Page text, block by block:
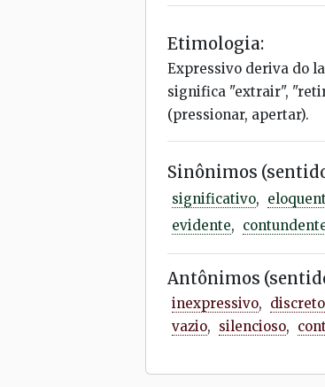
Etimologia:
Expressivo deriva do
significa "extrair",
(pressionar, apertar).
Sinônimos
significativo,
evidente,
Antônimos
inexpressivo, discreto
vazio, silencioso,